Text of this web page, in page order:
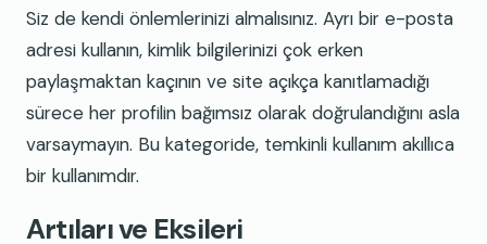
Siz de kendi önlemlerinizi almalısınız. Ayrı bir e-posta
adresi kullanın, kimlik bilgilerinizi çok erken
paylaşmaktan kaçının ve site açıkça kanıtlamadığı
sürece her profilin bağımsız olarak doğrulandığını asla
varsaymayın. Bu kategoride, temkinli kullanım akıllıca
bir kullanımdır.
Artıları ve Eksileri